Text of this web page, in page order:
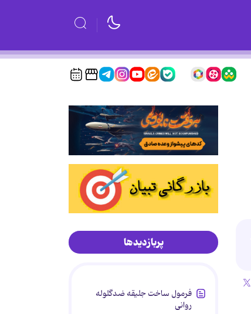
پربازدیدها
فرمول ساخت جلیقه ضدگلوله
روانی